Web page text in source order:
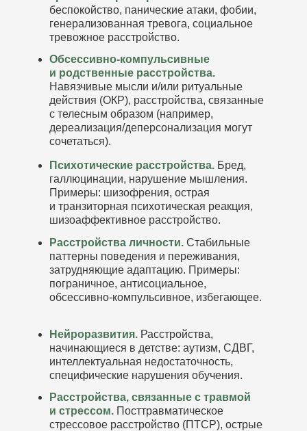
Расстройства, связанные с травмой
и стрессом. Посттравматическое
стрессовое расстройство (ПТСР), острые
Нейроразвития. Расстройства,
начинающиеся в детстве: аутизм, СДВГ,
интеллектуальная недостаточность,
специфические нарушения обучения.
Расстройства личности. Стабильные
паттерны поведения и переживания,
затрудняющие адаптацию. Примеры:
пограничное, антисоциальное,
обсессивно-компульсивное, избегающее.
беспокойство, панические атаки, фобии,
генерализованная тревога, социальное
тревожное расстройство.
Обсессивно-компульсивные
и родственные расстройства.
Навязчивые мысли и/или ритуальные
действия (ОКР), расстройства, связанные
с телесным образом (например,
дереализация/деперсонализация могут
сочетаться).
Психотические расстройства. Бред,
галлюцинации, нарушение мышления.
Примеры: шизофрения, острая
и транзиторная психотическая реакция,
шизоаффективное расстройство.